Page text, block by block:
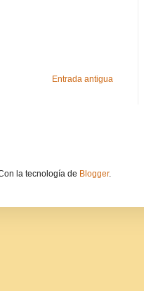
Entrada antigua
la tecnología de Blogger.